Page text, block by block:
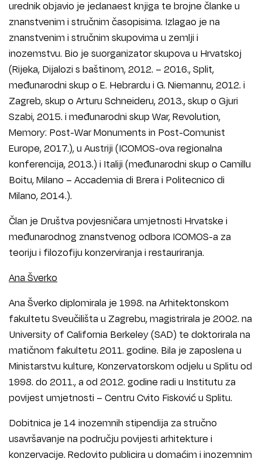
urednik objavio je jedanaest knjiga te brojne članke u
znanstvenim i stručnim časopisima. Izlagao je na
znanstvenim i stručnim skupovima u zemlji i
inozemstvu. Bio je suorganizator skupova u Hrvatskoj
(Rijeka, Dijalozi s baštinom, 2012. – 2016., Split,
međunarodni skup o E. Hebrardu i G. Niemannu, 2012. i
Zagreb, skup o Arturu Schneideru, 2013., skup o Gjuri
Szabi, 2015. i međunarodni skup War, Revolution,
Memory: Post-War Monuments in Post-Comunist
Europe, 2017.), u Austriji (ICOMOS-ova regionalna
konferencija, 2013.) i Italiji (međunarodni skup o Camillu
Boitu, Milano – Accademia di Brera i Politecnico di
Milano, 2014.).
Član je Društva povjesničara umjetnosti Hrvatske i
međunarodnog znanstvenog odbora ICOMOS-a za
teoriju i filozofiju konzerviranja i restauriranja.
Ana Šverko
Ana Šverko diplomirala je 1998. na Arhitektonskom
fakultetu Sveučilišta u Zagrebu, magistrirala je 2002. na
University of California Berkeley (SAD) te doktorirala na
matičnom fakultetu 2011. godine. Bila je zaposlena u
Ministarstvu kulture, Konzervatorskom odjelu u Splitu od
1998. do 2011., a od 2012. godine radi u Institutu za
povijest umjetnosti – Centru Cvito Fisković u Splitu.
Dobitnica je 14 inozemnih stipendija za stručno
usavršavanje na području povijesti arhitekture i
konzervacije. Redovito publicira u domaćim i inozemnim